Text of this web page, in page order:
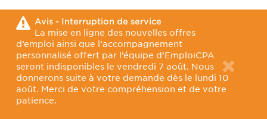
Avis - Interruption de service
La mise en ligne des nouvelles offres
d’emploi ainsi que l’accompagnement
personnalisé offert par l’équipe d’EmploiCPA
seront indisponibles le vendredi 7 août. Nous
donnerons suite à votre demande dès le lundi 10
août. Merci de votre compréhension et de votre
patience.